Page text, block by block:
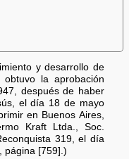
y desarrollo de
la aprobación
después de haber
el día 18 de mayo
en Buenos Aires,
Kraft Ltda., Soc.
319, el día
página [759].)